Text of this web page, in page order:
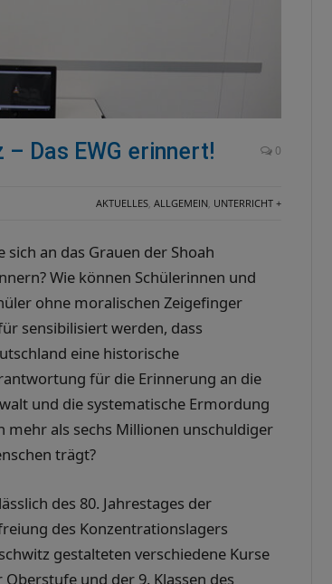
Das EWG erinnert! 0
AKTUELLES, ALLGEMEIN, UNTERRICHT +
sich an das Grauen der Shoah
Wie können Schülerinnen und
ohne moralischen Zeigefinger
sensibilisiert werden, dass
eine historische
für die Erinnerung an die
und die systematische Ermordung
mehr als sechs Millionen unschuldiger
trägt?
des 80. Jahrestages der
des Konzentrationslagers
gestalteten verschiedene Kurse
Oberstufe und der 9. Klassen des